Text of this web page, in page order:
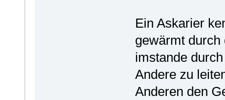
Ein Askarier
gewärmt durch
imstande
Andere zu
Anderen den